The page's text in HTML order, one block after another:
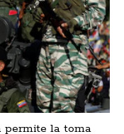
permite la toma